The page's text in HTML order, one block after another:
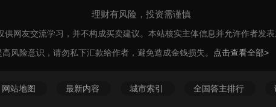
理财有风险，投资需谨慎
网友交流学习，并不构成买卖建议。本站核实主体信息并允许作者发
风险意识，请勿私下汇款给作者，避免造成金钱损失。
点击查看全部>
网站地图 最新内容 城市索引 全国答主排行